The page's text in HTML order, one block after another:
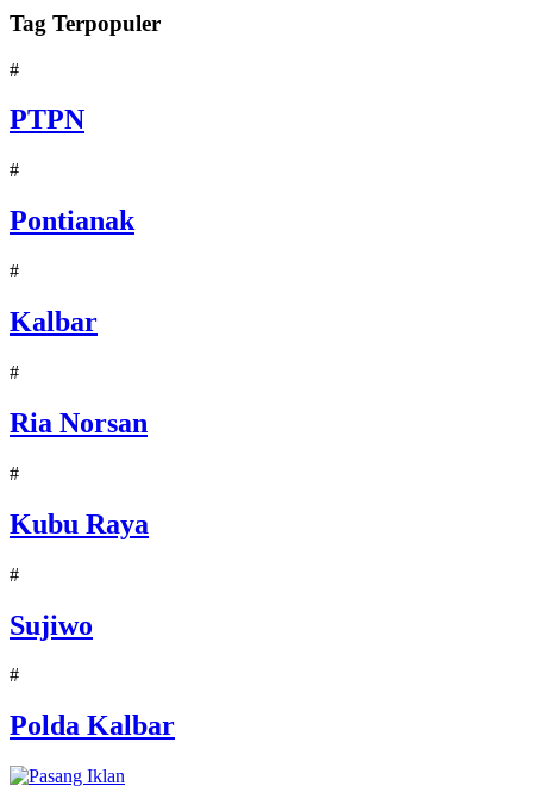
Tag Terpopuler
#
PTPN
#
Pontianak
#
Kalbar
#
Ria Norsan
#
Kubu Raya
#
Sujiwo
#
Polda Kalbar